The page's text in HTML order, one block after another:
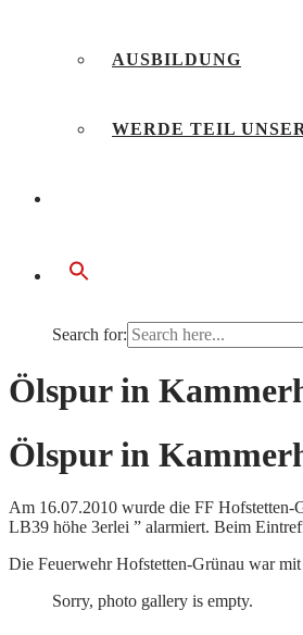
AUSBILDUNG
WERDE TEIL
Search for:
Ölspur in
Ölspur in
Am 16.07.2010 wurde die FF Hofstetten-
LB39 höhe 3erlei ” alarmiert. Beim
Die Feuerwehr Hofstetten-Grünau war
Sorry, photo gallery is empty.